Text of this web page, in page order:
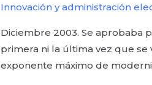
Innovación y administración
Diciembre 2003. Se aprobaba
primera ni la última vez que se
exponente máximo de